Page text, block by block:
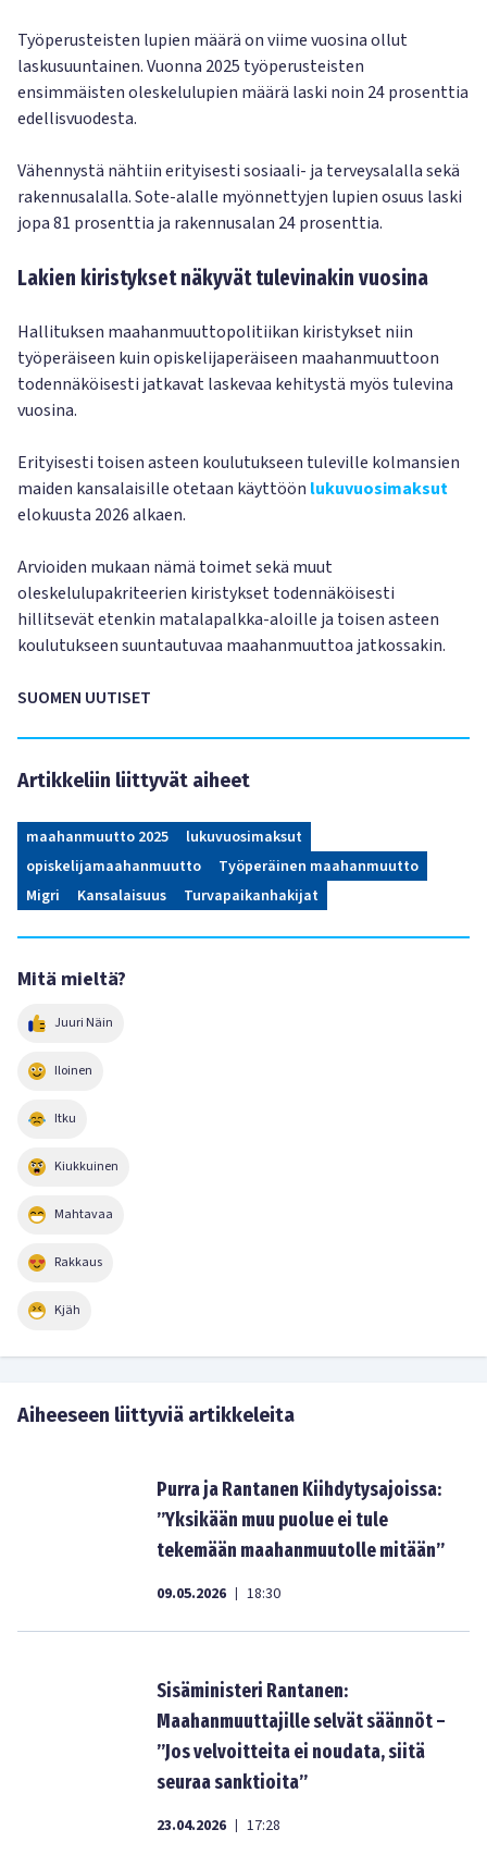
Työperusteisten lupien määrä on viime vuosina ollut
laskusuuntainen. Vuonna 2025 työperusteisten
ensimmäisten oleskelulupien määrä laski noin 24 prosenttia
edellisvuodesta.
Vähennystä nähtiin erityisesti sosiaali- ja terveysalalla sekä
rakennusalalla. Sote-alalle myönnettyjen lupien osuus laski
jopa 81 prosenttia ja rakennusalan 24 prosenttia.
Lakien kiristykset näkyvät tulevinakin vuosina
Hallituksen maahanmuuttopolitiikan kiristykset niin
työperäiseen kuin opiskelijaperäiseen maahanmuuttoon
todennäköisesti jatkavat laskevaa kehitystä myös tulevina
vuosina.
Erityisesti toisen asteen koulutukseen tuleville kolmansien
maiden kansalaisille otetaan käyttöön lukuvuosimaksut
elokuusta 2026 alkaen.
Arvioiden mukaan nämä toimet sekä muut
oleskelulupakriteerien kiristykset todennäköisesti
hillitsevät etenkin matalapalkka-aloille ja toisen asteen
koulutukseen suuntautuvaa maahanmuuttoa jatkossakin.
SUOMEN UUTISET
Artikkeliin liittyvät aiheet
maahanmuutto 2025
lukuvuosimaksut
opiskelijamaahanmuutto
Työperäinen maahanmuutto
Migri
Kansalaisuus Turvapaikanhakijat
Mitä mieltä?
Juuri Näin
Iloinen
Itku
Kiukkuinen
Mahtavaa
Rakkaus
Kjäh
Aiheeseen liittyviä artikkeleita
Purra ja Rantanen Kiihdytysajoissa:
”Yksikään muu puolue ei tule
tekemään maahanmuutolle mitään”
09.05.2026 | 18:30
Sisäministeri Rantanen:
Maahanmuuttajille selvät säännöt –
”Jos velvoitteita ei noudata, siitä
seuraa sanktioita”
23.04.2026 | 17:28